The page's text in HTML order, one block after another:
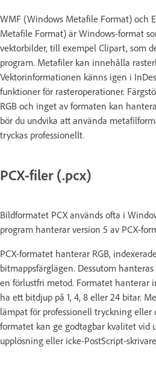
WMF (Windows Metafile Format) och
Metafile Format) är Windows-format
vektorbilder, till exempel Clipart, som
program. Metafiler kan innehålla
Vektorinformationen känns igen i
funktioner för rasteroperationer.
RGB och inget av formaten kan
bör du undvika att använda
tryckas professionellt.
PCX-filer (.pcx)
Bildformatet PCX används ofta i
program hanterar version 5 av PCX-
PCX-formatet hanterar RGB,
bitmappsfärglägen. Dessutom
en förlustfri metod. Formatet hanterar
ha ett bitdjup på 1, 4, 8 eller 24 bitar.
lämpat för professionell tryckning eller
formatet kan ge godtagbar kvalitet vid
upplösning eller icke-PostScript-